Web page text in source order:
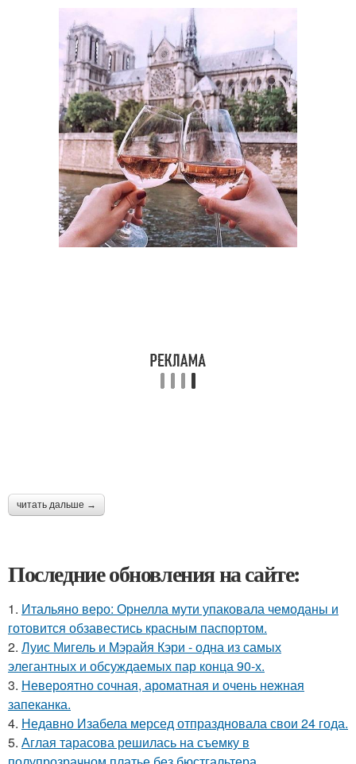
читать дальше →
Последние обновления на сайте:
1. Итальяно веро: Орнелла мути упаковала чемоданы и
готовится обзавестись красным паспортом.
2. Луис Мигель и Мэрайя Кэри - одна из самых
элегантных и обсуждаемых пар конца 90-х.
3. Невероятно сочная, ароматная и очень нежная
запеканка.
4. Недавно Изабела мерсед отпраздновала свои 24 года.
5. Аглая тарасова решилась на съемку в